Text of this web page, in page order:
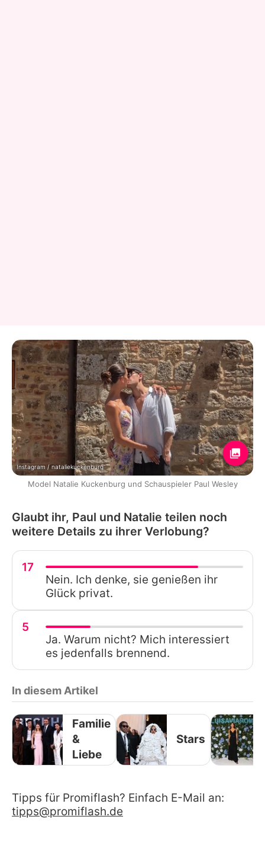
Instagram / nataliekuckenburg
Model Natalie Kuckenburg und Schauspieler Paul Wesley
Glaubt ihr, Paul und Natalie teilen noch
weitere Details zu ihrer Verlobung?
17
Nein. Ich denke, sie genießen ihr
Glück privat.
5
Ja. Warum nicht? Mich interessiert
es jedenfalls brennend.
In diesem Artikel
Familie
&
Liebe
Stars
Tipps für Promiflash? Einfach E-Mail an:
tipps@promiflash.de